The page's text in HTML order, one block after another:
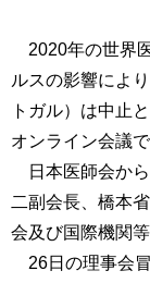
2020年の世界
ルスの影響によ
トガル）は中止
オンライン会議
日本医師会から
二副会長、橋本
会及び国際機関
26日の理事会